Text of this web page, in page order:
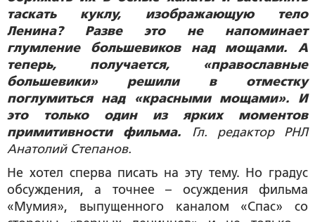
таскать куклу, изображающую тело
Ленина? Разве это не напоминает
глумление большевиков над мощами. А
теперь, получается, «православные
большевики» решили в отместку
поглумиться над «красными мощами». И
это только один из ярких моментов
примитивности фильма. Гл. редактор РНЛ
Анатолий Степанов.
Не хотел сперва писать на эту тему. Но градус
обсуждения, а точнее – осуждения фильма
«Мумия», выпущенного каналом «Спас» со